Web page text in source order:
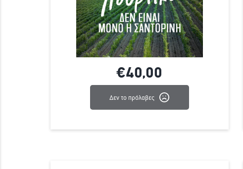
€40,00
Δεν το πρόλαβες